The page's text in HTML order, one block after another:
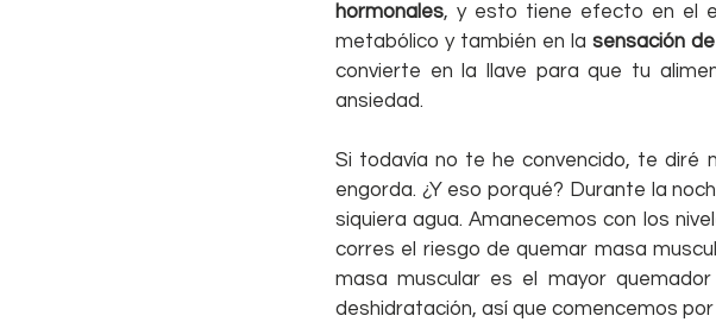
hormonales, y esto tiene efecto en el
metabólico y también en la sensación
convierte en la llave para que tu
ansiedad.
Si todavía no te he convencido, te diré
engorda. ¿Y eso porqué? Durante la
siquiera agua. Amanecemos con los
corres el riesgo de quemar masa
masa muscular es el mayor
deshidratación, así que comencemos